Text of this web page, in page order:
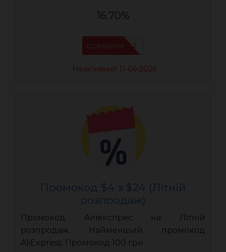
16.70%
AEUA2
ПОКАЗАТИ
Неактивний 11-06-2026
Промокод $4 з $24 (Літній
розпродаж)
Промокод Аліекспрес на Літній
розпродаж. Найменший промокод
AliExpress. Промокод 100 грн